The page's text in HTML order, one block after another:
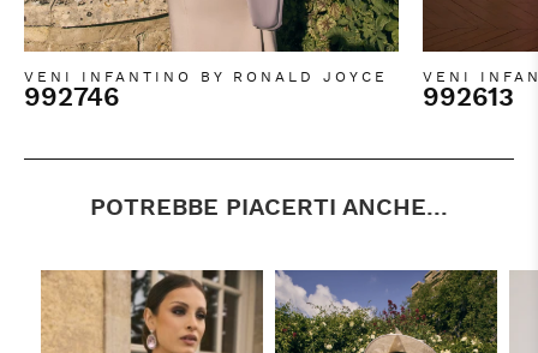
VENI INFANTINO BY RONALD JOYCE
992746
VENI
992613
POTREBBE PIACERTI ANCHE...